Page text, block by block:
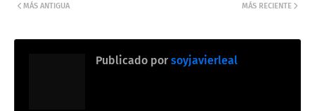
MÁS RECIENTE
MÁS ANTIGUA
Publicado por soyjavierleal